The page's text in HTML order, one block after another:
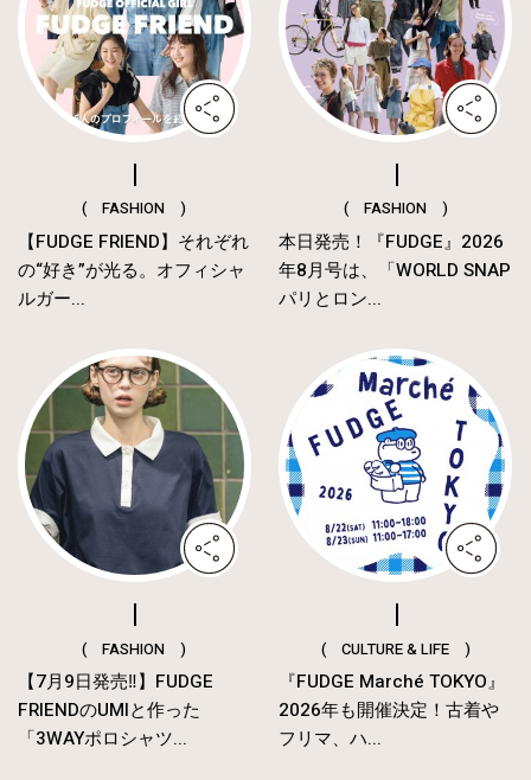
( FASHION )
【FUDGE FRIEND】それぞれ
の“好き”が光る。オフィシャ
ルガー...
( FASHION )
本日発売！『FUDGE』2026
年8月号は、「WORLD SNAP
パリとロン...
( FASHION )
【7月9日発売‼︎】FUDGE
FRIENDのUMIと作った
「3WAYポロシャツ...
( CULTURE & LIFE )
『FUDGE Marché TOKYO』
2026年も開催決定！古着や
フリマ、ハ...